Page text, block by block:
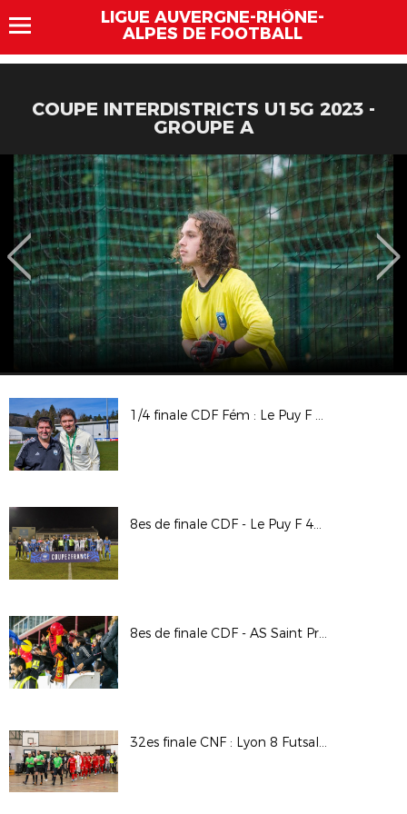
LIGUE AUVERGNE-RHÔNE-
ALPES DE FOOTBALL
COUPE INTERDISTRICTS U15G 2023 -
GROUPE A
1/4 finale CDF Fém : Le Puy F 43 Auv / PSG
8es de finale CDF - Le Puy F 43 Auv / Stade Lavallois
8es de finale CDF - AS Saint Priest / Valenciennes AFC
32es finale CNF : Lyon 8 Futsal / UJS Toulouse